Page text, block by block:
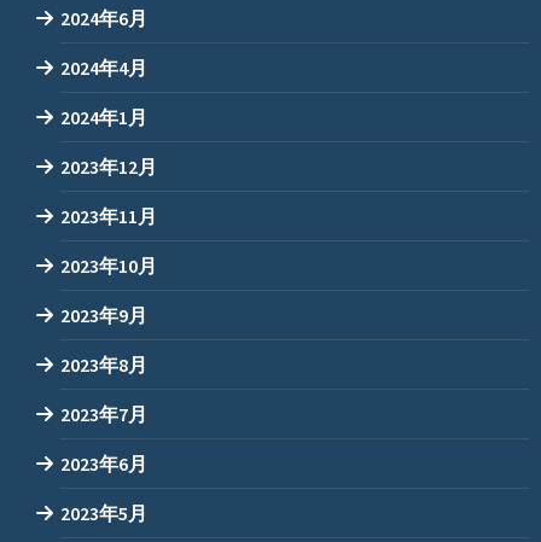
2024年6月
2024年4月
2024年1月
2023年12月
2023年11月
2023年10月
2023年9月
2023年8月
2023年7月
2023年6月
2023年5月